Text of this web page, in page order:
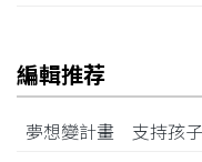
編輯推荐
夢想變計畫 支持孩